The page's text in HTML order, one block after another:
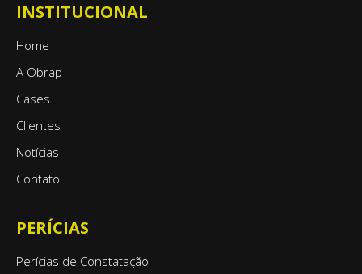
INSTITUCIONAL
Home
A Obrap
Cases
Clientes
Notícias
Contato
PERÍCIAS
Perícias de Constatação